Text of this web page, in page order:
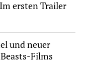
ersten Trailer
und neuer
Films